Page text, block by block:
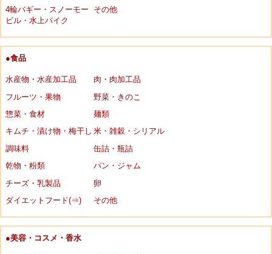
4輪バギー・スノーモー
ビル・水上バイク
その他
●食品
水産物・水産加工品
肉・肉加工品
フルーツ・果物
野菜・きのこ
惣菜・食材
麺類
キムチ・漬け物・梅干し 米・雑穀・シリアル
調味料
缶詰・瓶詰
乾物・粉類
パン・ジャム
チーズ・乳製品
卵
ダイエットフード(⇒)
その他
●美容・コスメ・香水